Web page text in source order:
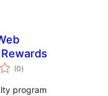
(0Bewertungen
insgesamt
)
program